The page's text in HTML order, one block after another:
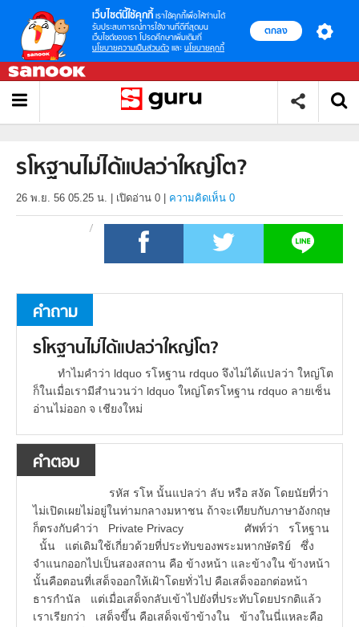
เว็บไซต์นี้ใช้คุกกี้ เราใช้คุกกี้เพื่อให้ท่านได้
รับประสบการณ์การใช้งานที่ดีที่สุดบน
เว็บไซต์ของเรา โปรดศึกษาเพิ่มเติมที่
นโยบายความเป็นส่วนตัว และ นโยบายคุกกี้
ตกลง
รโหฐานไม่ได้แปลว่าใหญ่โต?
26 พ.ย. 56 05.25 น. เปิดอ่าน 0 ความคิดเห็น 0
คำถาม
รโหฐานไม่ได้แปลว่าใหญ่โต?
ทำไมคำว่า ldquo รโหฐาน rdquo จึงไม่ได้แปลว่า ใหญ่โต
ก็ในเมื่อเรามีสำนวนว่า ldquo ใหญ่โตรโหฐาน rdquo ลายเซ็น
อ่านไม่ออก จ เชียงใหม่
คำตอบ
รหัส รโห นั้นแปลว่า ลับ หรือ สงัด โดยนัยที่ว่า
ไม่เปิดเผยไม่อยู่ในท่ามกลางมหาชน ถ้าจะเทียบกับภาษาอังกฤษ
ก็ตรงกับคำว่า Private Privacy ศัพท์ว่า รโหฐาน
นั้น แต่เดิมใช้เกี่ยวด้วยที่ประทับของพระมหากษัตริย์ ซึ่ง
จำแนกออกไปเป็นสองสถาน คือ ข้างหน้า และข้างใน ข้างหน้า
นั้นคือตอนที่เสด็จออกให้เฝ้าโดยทั่วไป คือเสด็จออกต่อหน้า
ธารกำนัล แต่เมื่อเสด็จกลับเข้าไปยังที่ประทับโดยปรกติแล้ว
เราเรียกว่า เสด็จขึ้น คือเสด็จเข้าข้างใน ข้างในนี่แหละคือ